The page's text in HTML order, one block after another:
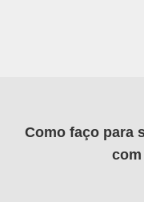
Como faço para
com